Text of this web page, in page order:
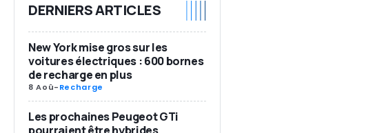
DERNIERS ARTICLES
New York mise gros sur les
voitures électriques : 600 bornes
de recharge en plus
8 Aoû-Recharge
Les prochaines Peugeot GTi